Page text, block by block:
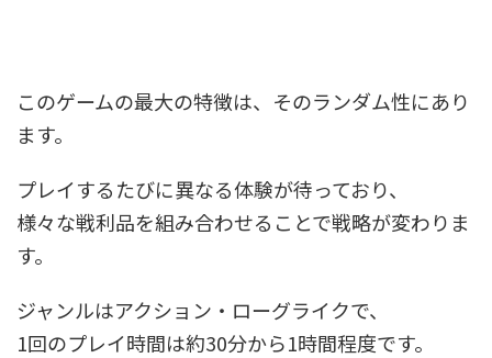
このゲームの最大の特徴は、そのランダム性にあり
ます。
プレイするたびに異なる体験が待っており、
様々な戦利品を組み合わせることで戦略が変わりま
す。
ジャンルはアクション・ローグライクで、
1回のプレイ時間は約30分から1時間程度です。